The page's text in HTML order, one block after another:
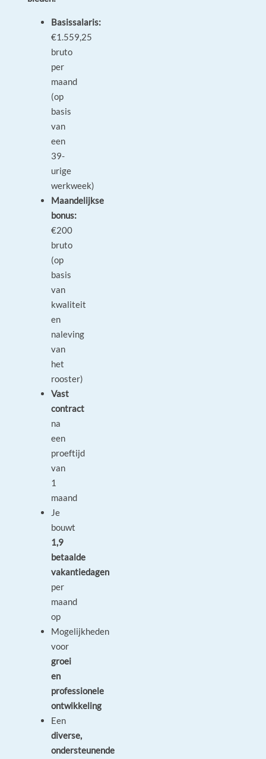
Basissalaris:
€1.559,25
bruto
per
maand
(op
basis
van
een
39-
urige
werkweek)
Maandelijkse
bonus:
€200
bruto
(op
basis
van
kwaliteit
en
naleving
van
het
rooster)
Vast
contract
na
een
proeftijd
van
1
maand
Je
bouwt
1,9
betaalde
vakantiedagen
per
maand
op
Mogelijkheden
voor
groei
en
professionele
ontwikkeling
Een
diverse,
ondersteunende